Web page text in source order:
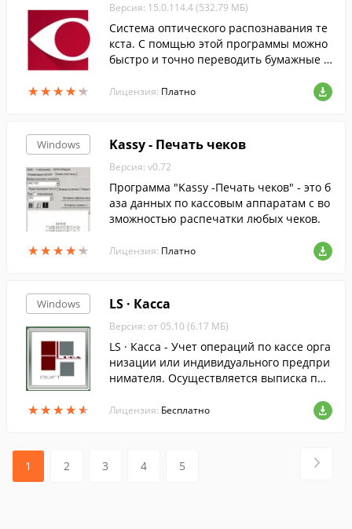
★★★★★
★★★★★
Версия: 15.0.114.4 (532.79 МБ)
Cистема оптического распознавания те
кста. С помщью этой программы можно
быстро и точно переводить бумажные д
рафии документов в редактируемый фо
Лицензия: Платно
Windows
★★★★★
★★★★★
Kassy - Печать чеков
Версия: v0.72
Программа "Kassy -Печать чеков" - это б
аза данных по кассовым аппаратам с во
зможностью распечатки любых чеков.
Лицензия: Платно
Windows
★★★★★
★★★★★
LS · Касса
Версия: от 05.10 (6.17 МБ)
LS · Касса - Учет операций по кассе орга
низации или индивидуального предпри
нимателя. Осуществляется выписка при
менной разноской по корр.счетам.
Лицензия: Бесплатно
1 2 3 4 5